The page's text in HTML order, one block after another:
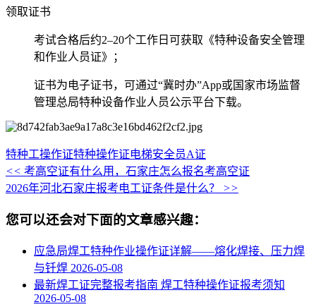
‌领取证书‌
考试合格后约‌2–20个工作日‌可获取《特种设备安全管理
和作业人员证》；
证书为‌电子证书‌，可通过“冀时办”App或国家市场监督
管理总局特种设备作业人员公示平台下载‌‌。
特种工操作证特种操作证电梯安全员A证
<< 考高空证有什么用，石家庄怎么报名考高空证
2026年河北石家庄报考电工证条件是什么？ >>
您可以还会对下面的文章感兴趣：
应急局焊工特种作业操作证详解——熔化焊接、压力焊
与钎焊 2026-05-08
最新焊工证完整报考指南 焊工特种操作证报考须知
2026-05-08